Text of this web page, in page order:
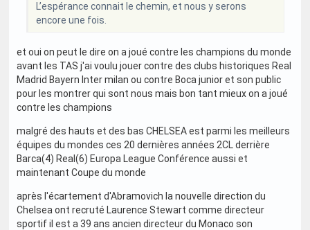
L’espérance connait le chemin, et nous y serons
encore une fois.
et oui on peut le dire on a joué contre les champions du monde
avant les TAS j'ai voulu jouer contre des clubs historiques Real
Madrid Bayern Inter milan ou contre Boca junior et son public
pour les montrer qui sont nous mais bon tant mieux on a joué
contre les champions
malgré des hauts et des bas CHELSEA est parmi les meilleurs
équipes du mondes ces 20 dernières années 2CL derrière
Barca(4) Real(6) Europa League Conférence aussi et
maintenant Coupe du monde
après l'écartement d'Abramovich la nouvelle direction du
Chelsea ont recruté Laurence Stewart comme directeur
sportif il est a 39 ans ancien directeur du Monaco son